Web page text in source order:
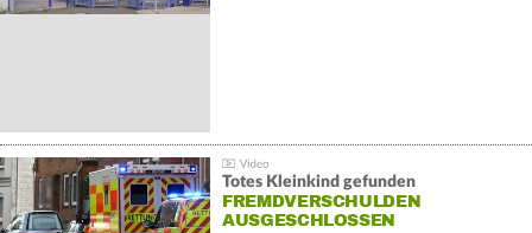
Totes Kleinkind gefunden
FREMDVERSCHULDEN
AUSGESCHLOSSEN